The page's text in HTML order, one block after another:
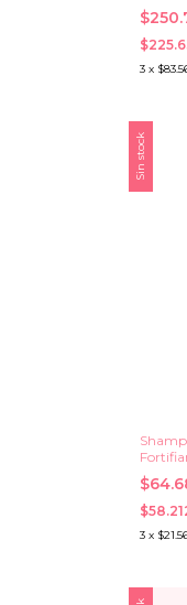
3 x
Sin stock
3 x